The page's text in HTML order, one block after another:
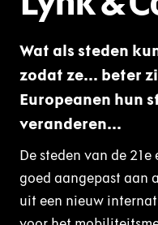
Wat als steden
zodat ze... beter
Europeanen hun
veranderen...
De steden van de
goed aangepast aan
uit een nieuw